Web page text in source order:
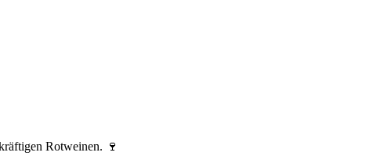
Rotweinen. 🍷